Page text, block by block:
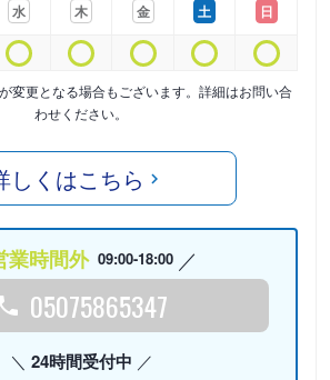
水
木
金
土
日
変更となる場合もございます。詳細はお問い合
わせください。
しくはこちら
業時間外 09:00-18:00
05075865347
24時間受付中